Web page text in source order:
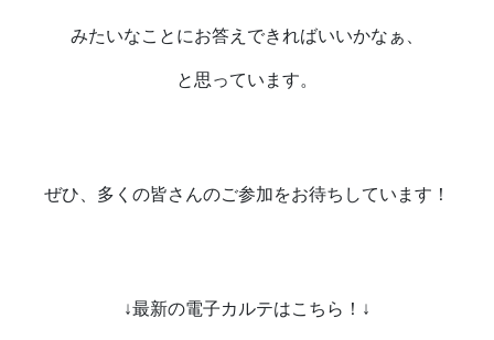
みたいなことにお答えできればいいかなぁ、
と思っています。
ぜひ、多くの皆さんのご参加をお待ちしています！
↓最新の電子カルテはこちら！ ↓